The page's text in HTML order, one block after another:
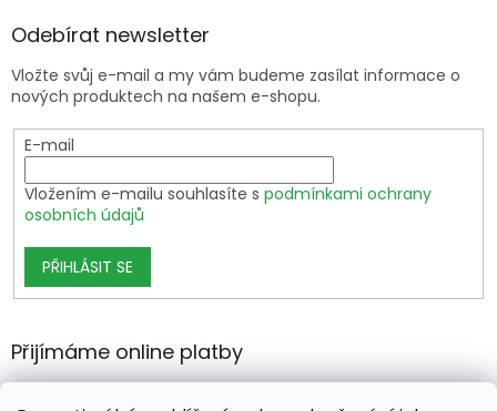
Odebírat newsletter
Vložte svůj e-mail a my vám budeme zasílat informace o
nových produktech na našem e-shopu.
E-mail
Vložením e-mailu souhlasíte s podmínkami ochrany
osobních údajů
PŘIHLÁSIT SE
Přijímáme online platby